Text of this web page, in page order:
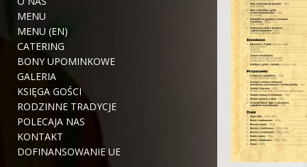
MENU
MENU (EN)
CATERING
BONY UPOMINKOWE
GALERIA
KSIĘGA GOŚCI
RODZINNE TRADYCJE
POLECAJA NAS
KONTAKT
DOFINANSOWANIE UE